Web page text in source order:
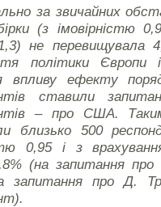
за звичайних
(з імовірністю
не перевищувала
політики
впливу ефекту
ставили
– про США.
близько 500
0,95 і з
(на запитання
запитання про Д.